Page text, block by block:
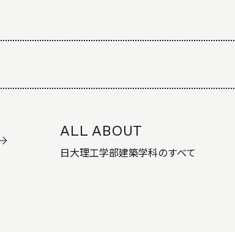
ALL ABOUT
日大理工学部建築学科のすべて